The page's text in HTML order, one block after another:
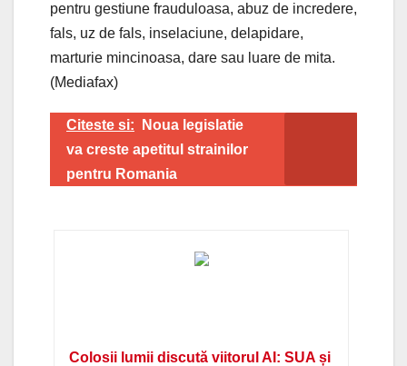
pentru gestiune frauduloasa, abuz de incredere,
fals, uz de fals, inselaciune, delapidare,
marturie mincinoasa, dare sau luare de mita.
(Mediafax)
Citeste si:
Noua legislatie
va creste apetitul strainilor
pentru Romania
Colosii lumii discută viitorul AI: SUA și